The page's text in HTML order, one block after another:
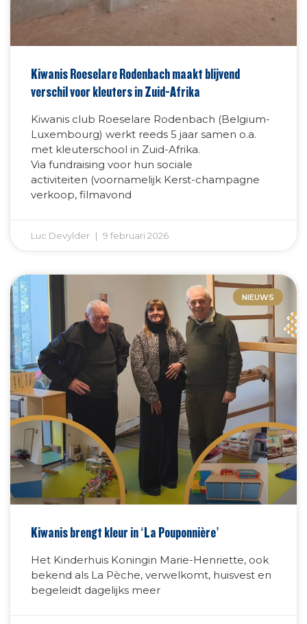
Kiwanis Roeselare Rodenbach maakt blijvend
verschil voor kleuters in Zuid-Afrika
Kiwanis club Roeselare Rodenbach (Belgium-
Luxembourg) werkt reeds 5 jaar samen o.a.
met kleuterschool in Zuid-Afrika.
Via fundraising voor hun sociale
activiteiten (voornamelijk Kerst-champagne
verkoop, filmavond
Luc Devylder 9 februari 2026
NIEUWS
Kiwanis brengt kleur in ‘La Pouponnière’
Het Kinderhuis Koningin Marie-Henriette, ook
bekend als La Pèche, verwelkomt, huisvest en
begeleidt dagelijks meer